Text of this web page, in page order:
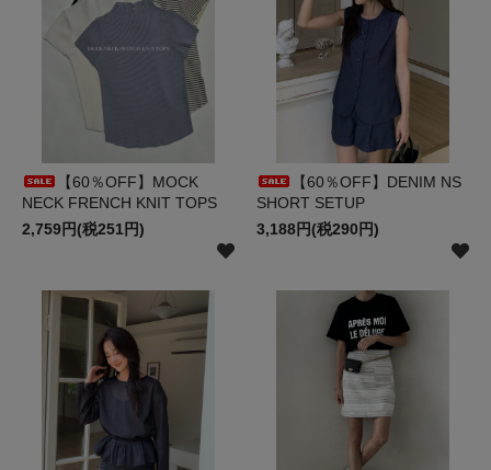
【60％OFF】MOCK
NECK FRENCH KNIT TOPS
2,759円(税251円)
【60％OFF】DENIM NS
SHORT SETUP
3,188円(税290円)